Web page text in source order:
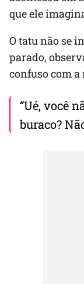
que ele
O tatu não se
parado,
confuso com a
“Ué, você
buraco?